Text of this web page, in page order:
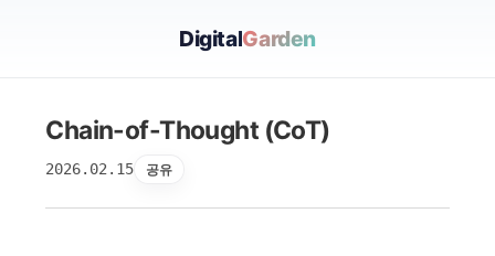
DigitalGarden
Chain-of-Thought (CoT)
2026.02.15 공유